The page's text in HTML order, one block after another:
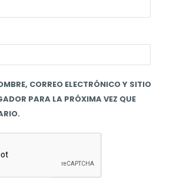
CORREO ELECTRÓNICO Y SITIO
PARA LA PRÓXIMA VEZ QUE